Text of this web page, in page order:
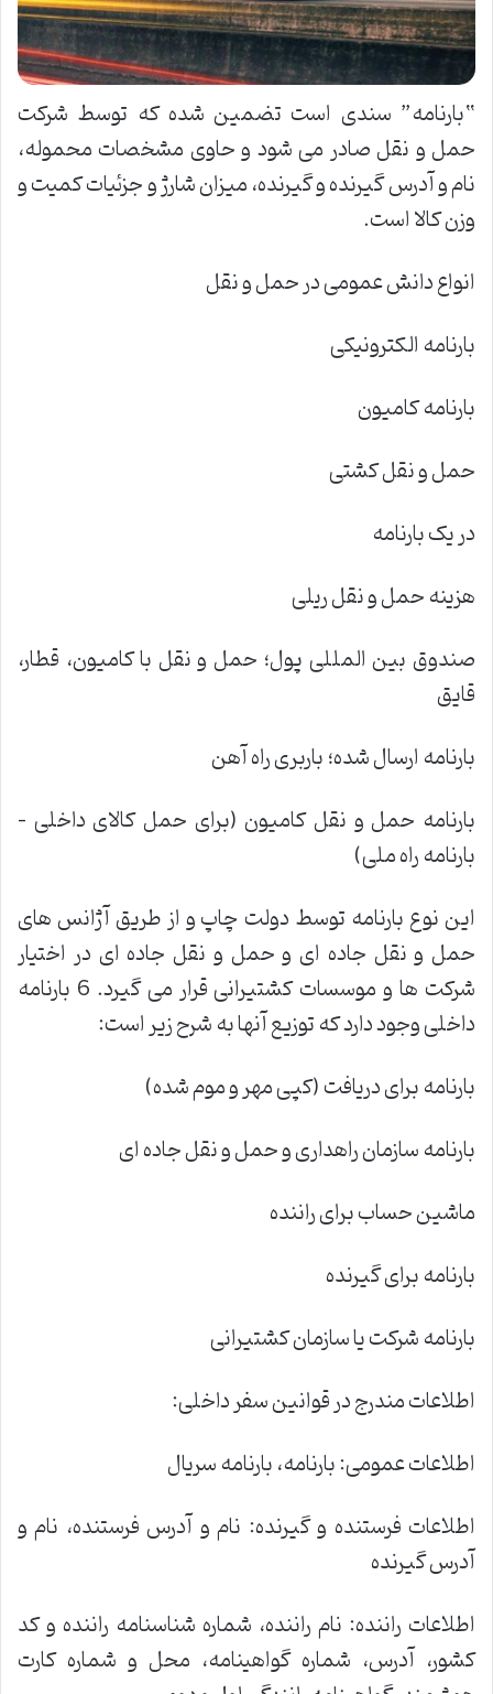
“بارنامه” سندی است تضمین شده که توسط شرکت
حمل و نقل صادر می شود و حاوی مشخصات محموله،
نام و آدرس گیرنده و گیرنده، میزان شارژ و جزئیات کمیت و
وزن کالا است.
انواع دانش عمومی در حمل و نقل
بارنامه الکترونیکی
بارنامه کامیون
حمل و نقل کشتی
در یک بارنامه
هزینه حمل و نقل ریلی
صندوق بین المللی پول؛ حمل و نقل با کامیون، قطار،
قایق
بارنامه ارسال شده؛ باربری راه آهن
بارنامه حمل و نقل کامیون (برای حمل کالای داخلی –
بارنامه راه ملی)
این نوع بارنامه توسط دولت چاپ و از طریق آژانس های
حمل و نقل جاده ای و حمل و نقل جاده ای در اختیار
شرکت ها و موسسات کشتیرانی قرار می گیرد. 6 بارنامه
داخلی وجود دارد که توزیع آنها به شرح زیر است:
بارنامه برای دریافت (کپی مهر و موم شده)
بارنامه سازمان راهداری و حمل و نقل جاده ای
ماشین حساب برای راننده
بارنامه برای گیرنده
بارنامه شرکت یا سازمان کشتیرانی
اطلاعات مندرج در قوانین سفر داخلی:
اطلاعات عمومی: بارنامه، بارنامه سریال
اطلاعات فرستنده و گیرنده: نام و آدرس فرستنده، نام و
آدرس گیرنده
اطلاعات راننده: نام راننده، شماره شناسنامه راننده و کد
کشور، آدرس، شماره گواهینامه، محل و شماره کارت